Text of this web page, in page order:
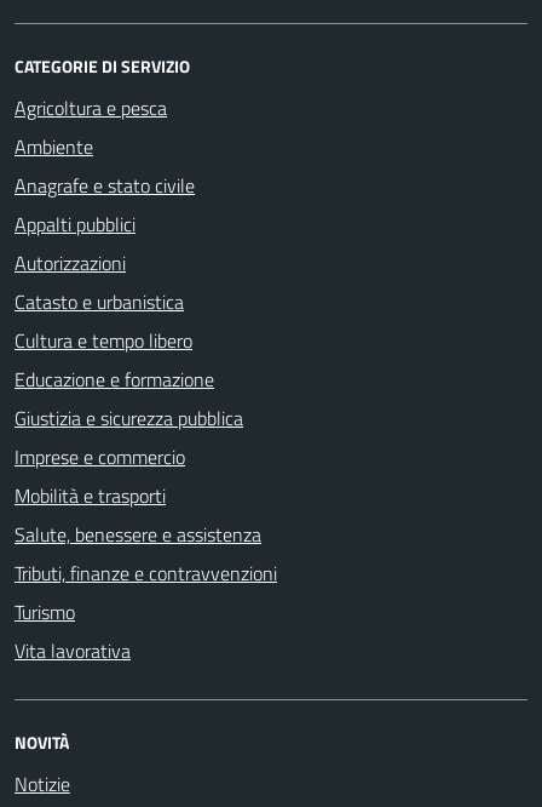
CATEGORIE DI SERVIZIO
Agricoltura e pesca
Ambiente
Anagrafe e stato civile
Appalti pubblici
Autorizzazioni
Catasto e urbanistica
Cultura e tempo libero
Educazione e formazione
Giustizia e sicurezza pubblica
Imprese e commercio
Mobilità e trasporti
Salute, benessere e assistenza
Tributi, finanze e contravvenzioni
Turismo
Vita lavorativa
NOVITÀ
Notizie